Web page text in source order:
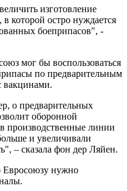
изготовление
которой остро нуждается
боеприпасов", -
мог бы воспользоваться
по предварительным
вакцинами.
о предварительных
оборонной
производственные линии
и увеличивали
– сказала фон дер Ляйен.
Евросоюзу нужно